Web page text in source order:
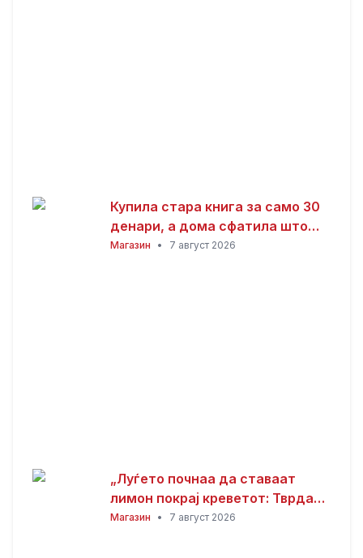
Купила стара книга за само 30
денари, а дома сфатила што
всушност пронашла: „Како да
Магазин • 7 август 2026
„Луѓето почнаа да ставаат
лимон покрај креветот: Тврдат
дека решава еден голем
Магазин • 7 август 2026